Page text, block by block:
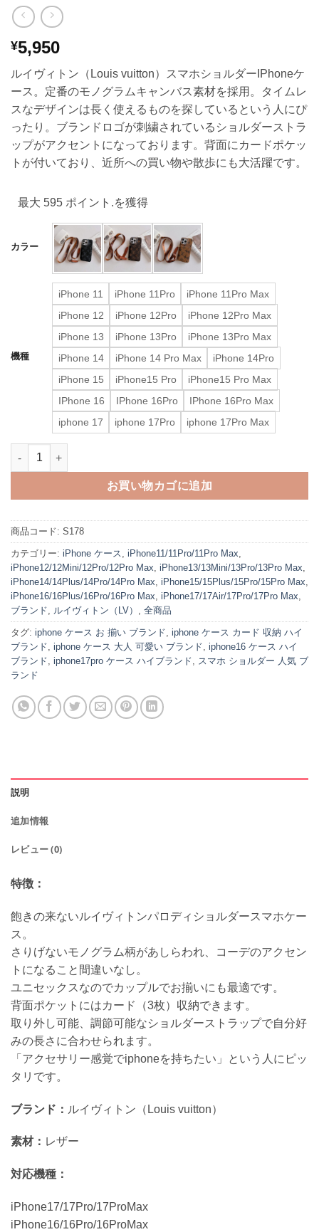
¥5,950
ルイヴィトン（Louis vuitton）スマホショルダーIPhoneケ
ース。定番のモノグラムキャンバス素材を採用。タイムレ
スなデザインは長く使えるものを探しているという人にぴ
ったり。ブランドロゴが刺繍されているショルダーストラ
ップがアクセントになっております。背面にカードポケッ
トが付いており、近所への買い物や散歩にも大活躍です。
最大 595 ポイント.を獲得
カラー
機種
iPhone 11 iPhone 11Pro
iPhone 11Pro Max
iPhone 12
iPhone 12Pro
iPhone 12Pro Max
iPhone 13
iPhone 13Pro
iPhone 13Pro Max
iPhone 14
iPhone 14 Pro Max
iPhone 14Pro
iPhone 15
iPhone15 Pro
iPhone15 Pro Max
IPhone 16
IPhone 16Pro
IPhone 16Pro Max
iphone 17
iphone 17Pro iphone 17Pro Max
ルイヴィトン iphone17/17pro ケース ショルダー スマホ ショル
お買い物カゴに追加
商品コード: S178
カテゴリー: iPhone ケース, iPhone11/11Pro/11Pro Max,
iPhone12/12Mini/12Pro/12Pro Max, iPhone13/13Mini/13Pro/13Pro Max,
iPhone14/14Plus/14Pro/14Pro Max, iPhone15/15Plus/15Pro/15Pro Max,
iPhone16/16Plus/16Pro/16Pro Max, iPhone17/17Air/17Pro/17Pro Max,
ブランド, ルイヴィトン（LV） , 全商品
タグ: iphone ケース お 揃い ブランド, iphone ケース カード 収納 ハイ
ブランド, iphone ケース 大人 可愛い ブランド, iphone16 ケース ハイ
ブランド, iphone17pro ケース ハイブランド, スマホ ショルダー 人気 ブ
ランド
説明
追加情報
レビュー (0)
特徴：
飽きの来ないルイヴィトンパロディショルダースマホケー
ス。
さりげないモノグラム柄があしらわれ、コーデのアクセン
トになること間違いなし。
ユニセックスなのでカップルでお揃いにも最適です。
背面ポケットにはカード（3枚）収納できます。
取り外し可能、調節可能なショルダーストラップで自分好
みの長さに合わせられます。
「アクセサリー感覚でiphoneを持ちたい」という人にピッ
タリです。
ブランド： ルイヴィトン（Louis vuitton）
素材： レザー
対応機種：
iPhone17/17Pro/17ProMax
iPhone16/16Pro/16ProMax